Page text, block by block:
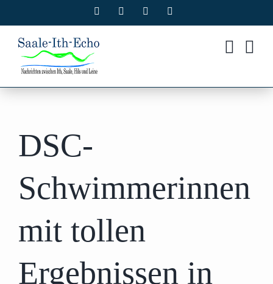
Inhalt
springen
Facebook Instagram
DSC-
Schwimmerinnen
mit tollen
Ergebnissen in